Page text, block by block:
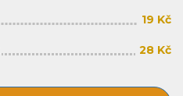
19 Kč
28 Kč